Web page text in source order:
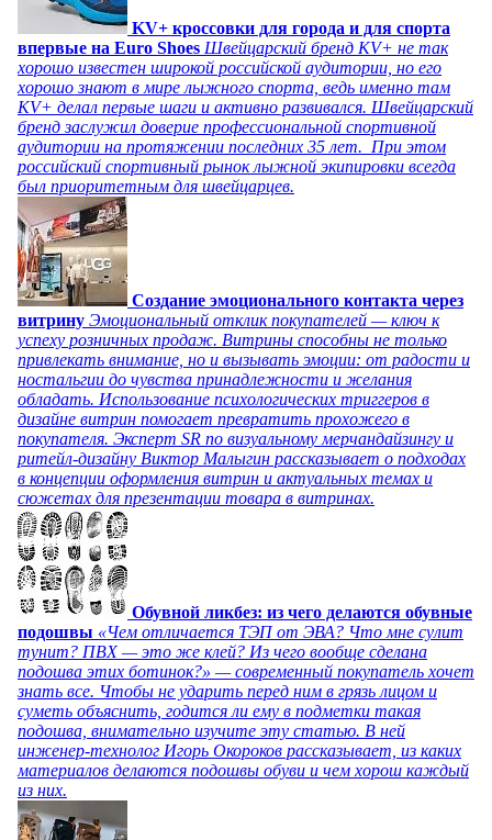
KV+ кроссовки для города и для спорта
впервые на Euro Shoes Швейцарский бренд KV+ не так
хорошо известен широкой российской аудитории, но его
хорошо знают в мире лыжного спорта, ведь именно там
KV+ делал первые шаги и активно развивался. Швейцарский
бренд заслужил доверие профессиональной спортивной
аудитории на протяжении последних 35 лет. При этом
российский спортивный рынок лыжной экипировки всегда
был приоритетным для швейцарцев.
Создание эмоционального контакта через
витрину Эмоциональный отклик покупателей — ключ к
успеху розничных продаж. Витрины способны не только
привлекать внимание, но и вызывать эмоции: от радости и
ностальгии до чувства принадлежности и желания
обладать. Использование психологических триггеров в
дизайне витрин помогает превратить прохожего в
покупателя. Эксперт SR по визуальному мерчандайзингу и
ритейл-дизайну Виктор Малыгин рассказывает о подходах
в концепции оформления витрин и актуальных темах и
сюжетах для презентации товара в витринах.
Обувной ликбез: из чего делаются обувные
подошвы «Чем отличается ТЭП от ЭВА? Что мне сулит
тунит? ПВХ — это же клей? Из чего вообще сделана
подошва этих ботинок?» — современный покупатель хочет
знать все. Чтобы не ударить перед ним в грязь лицом и
суметь объяснить, годится ли ему в подметки такая
подошва, внимательно изучите эту статью. В ней
инженер-технолог Игорь Окороков рассказывает, из каких
материалов делаются подошвы обуви и чем хорош каждый
из них.